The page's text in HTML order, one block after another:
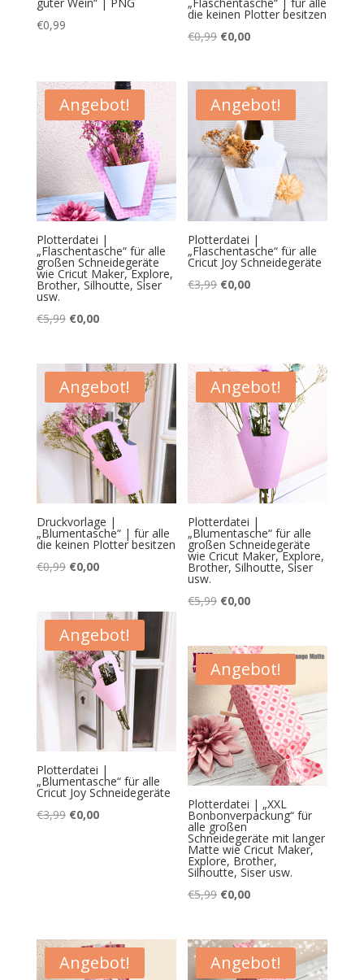
€0,99
die keinen Plotter besitzen
€0,99 Ursprünglicher
war:
€0,99
€0,00Aktueller
ist:
€0,00.
Angebot!
Plotterdatei |
„Flaschentasche“ für alle
großen Schneidegeräte
wie Cricut Maker, Explore,
Brother, Silhoutte, Siser
usw.
€5,99 Ursprünglicher
war:
€5,99
€0,00Aktueller
ist:
€0,00.
Angebot!
Plotterdatei |
„Flaschentasche“ für alle
Cricut Joy Schneidegeräte
€3,99 Ursprünglicher
€0,00Aktueller
Angebot!
Druckvorlage |
„Blumentasche“ | für alle
die keinen Plotter besitzen
€0,99 Ursprünglicher
€0,99
€0,00Aktueller
€0,00.
Angebot!
Plotterdatei |
„Blumentasche“ für alle
großen Schneidegeräte
wie Cricut Maker, Explore,
Brother, Silhoutte, Siser
usw.
€5,99 Ursprünglicher
€5,99
€0,00Aktueller
€0,00.
Angebot!
Plotterdatei |
„Blumentasche“ für alle
Cricut Joy Schneidegeräte
€3,99 Ursprünglicher
€0,00Aktueller
Angebot!
Plotterdatei | „XXL
Bonbonverpackung“ für
alle großen
Schneidegeräte mit langer
Matte wie Cricut Maker,
Explore, Brother,
Silhoutte, Siser usw.
€5,99 Ursprünglicher
€5,99
€0,00Aktueller
€0,00.
Angebot! Angebot!